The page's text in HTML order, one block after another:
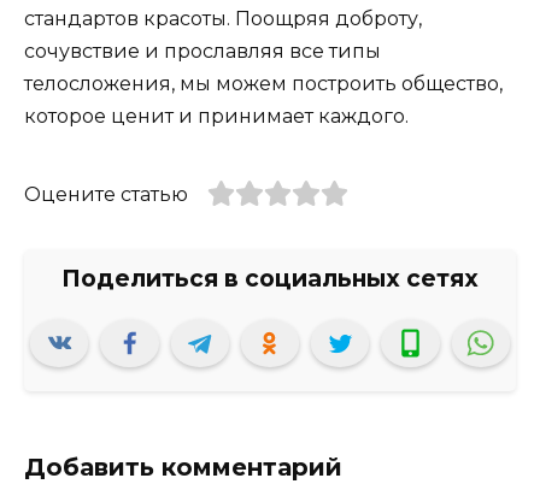
стандартов красоты. Поощряя доброту,
сочувствие и прославляя все типы
телосложения, мы можем построить общество,
которое ценит и принимает каждого.
Оцените статью
Добавить комментарий